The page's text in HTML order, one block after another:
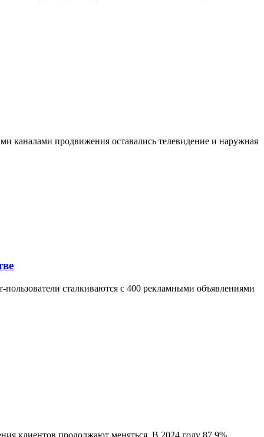
каналами продвижения оставались телевидение и наружная
сталкиваются с 400 рекламными объявлениями
клиентов продолжают меняться. В 2024 году 87,9%